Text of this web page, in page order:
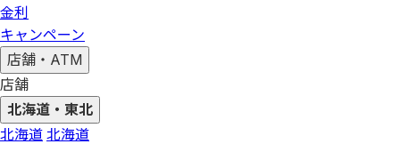
金利
キャンペーン
店舗・ATM
店舗
北海道・東北
北海道 北海道